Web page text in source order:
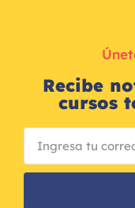
Recibe
cursos